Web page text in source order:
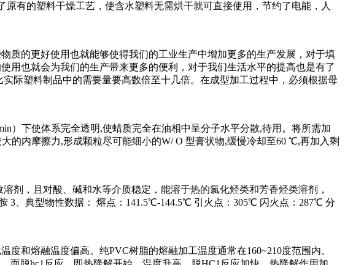
有的塑料干燥工艺，使含水塑料无需烘干就可直接使用，节约了电能，人
质的更好使用也就能够使得我们的工业生产中增加更多的生产发展，对于填
用也就会为我们的生产带来更多的便利，对于我们生活水平的提高也是有了
际塑料制品中的需要量要高数倍至十几倍。在成型加工过程中，必须根据母
）下使体系完全透明,使蜡质完全在油相中呈分子水平分散,待用。将所需加
的内摩擦力,形成颗粒尽可能细小的W/ O 型膏状物,缓慢冷却至60 ℃,再加入剩
剂，且对酸、碱和水等介质稳定，能溶于热的氯化烃类和芳香烃类溶剂，
3、典型物性数据： 熔点：141.5℃-144.5℃ 引火点：305℃ 闪火点：287℃ 分
和熔融温度偏高。纯PVC树脂的熔融加工温度通常在160~210度范围内。